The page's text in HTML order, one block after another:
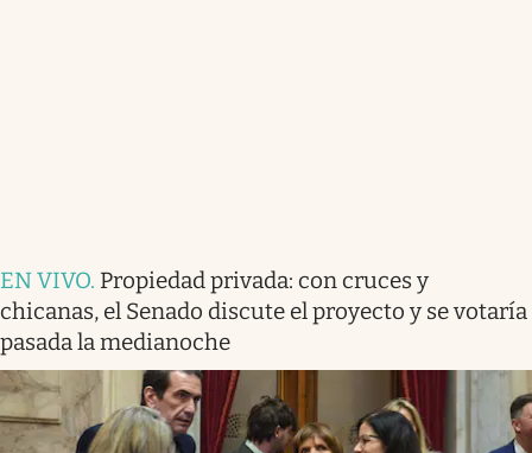
EN VIVO. Propiedad privada: con cruces y
chicanas, el Senado discute el proyecto y se votaría
pasada la medianoche